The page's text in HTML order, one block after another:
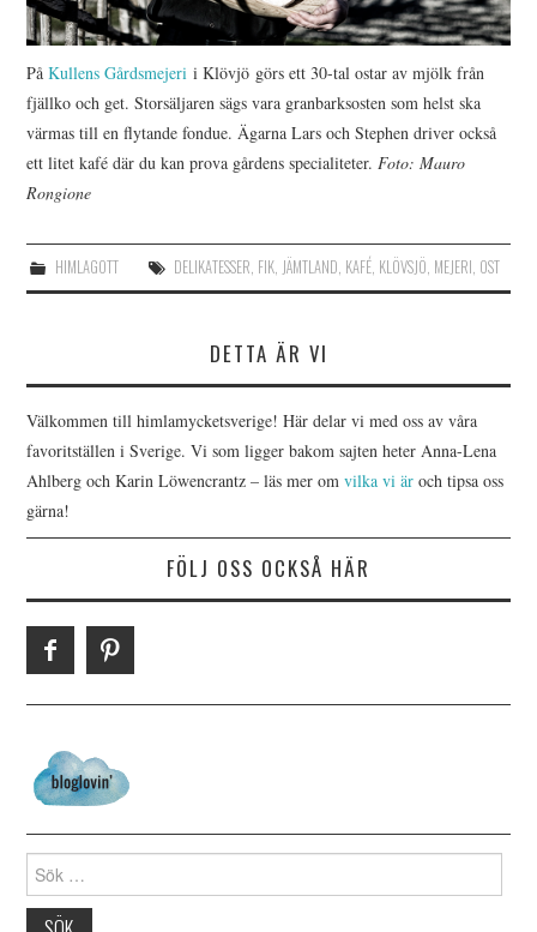
PåKullens Gårdsmejeri i Klövjö görs ett 30-tal ostar av mjölk från
fjällko och get. Storsäljaren sägs vara granbarksosten som helst ska
värmas till en flytande fondue. Ägarna Lars och Stephen driver också
ett litet kafé där du kan prova gårdens specialiteter.Foto: Mauro
Rongione
HIMLAGOTT DELIKATESSER, FIK, JÄMTLAND, KAFÉ, KLÖVSJÖ, MEJERI, OST
DETTA ÄR VI
Välkommen till himlamycketsverige! Här delar vi med oss av våra
favoritställen i Sverige. Vi som ligger bakom sajten heter Anna-Lena
Ahlberg och Karin Löwencrantz – läs mer omvilka vi är och tipsa oss
gärna!
FÖLJ OSS OCKSÅ HÄR
Search for: